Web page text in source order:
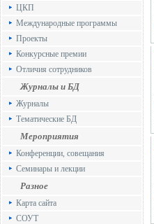
ЦКП
Международные программы
Проекты
Конкурсные премии
Отличия сотрудников
Журналы и БД
Журналы
Тематические БД
Мероприятия
Конференции, совещания
Семинары и лекции
Разное
Карта сайта
СОУТ